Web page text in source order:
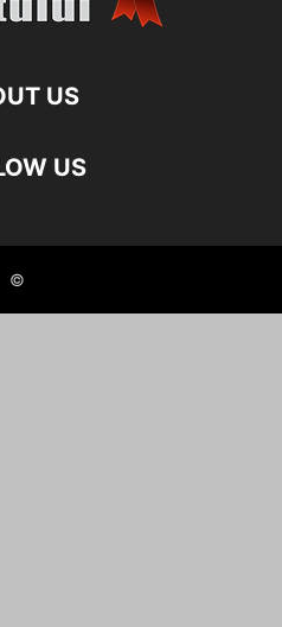
US
US
©